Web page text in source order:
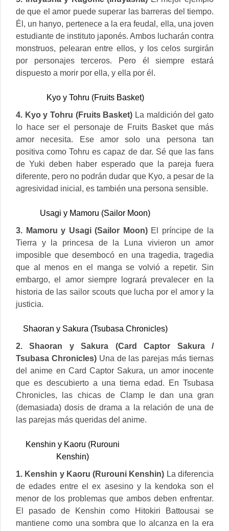
de que el amor puede superar las barreras del tiempo.
Él, un hanyo, pertenece a la era feudal, ella, una joven
estudiante de instituto japonés. Ambos lucharán contra
monstruos, pelearan entre ellos, y los celos surgirán
por personajes terceros. Pero él siempre estará
dispuesto a morir por ella, y ella por él.
Kyo y Tohru (Fruits Basket)
4. Kyo y Tohru (Fruits Basket) La maldición del gato
lo hace ser el personaje de Fruits Basket que más
amor necesita. Ese amor solo una persona tan
positiva como Tohru es capaz de dar. Sé que las fans
de Yuki deben haber esperado que la pareja fuera
diferente, pero no podrán dudar que Kyo, a pesar de la
agresividad inicial, es también una persona sensible.
Usagi y Mamoru (Sailor Moon)
3. Mamoru y Usagi (Sailor Moon)El príncipe de la
Tierra y la princesa de la Luna vivieron un amor
imposible que desembocó en una tragedia, tragedia
que al menos en el manga se volvió a repetir. Sin
embargo, el amor siempre logrará prevalecer en la
historia de las sailor scouts que lucha por el amor y la
justicia.
Shaoran y Sakura (Tsubasa Chronicles)
2. Shaoran y Sakura (Card Captor Sakura /
Tsubasa Chronicles)Una de las parejas más tiernas
del anime en Card Captor Sakura, un amor inocente
que es descubierto a una tierna edad. En Tsubasa
Chronicles, las chicas de Clamp le dan una gran
(demasiada) dosis de drama a la relación de una de
las parejas más queridas del anime.
Kenshin y Kaoru (Rurouni
Kenshin)
1. Kenshin y Kaoru (Rurouni Kenshin) La diferencia
de edades entre el ex asesino y la kendoka son el
menor de los problemas que ambos deben enfrentar.
El pasado de Kenshin como Hitokiri Battousai se
mantiene como una sombra que lo alcanza en la era